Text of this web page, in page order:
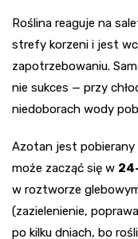
Roślina reaguje na
strefy korzeni i jest
zapotrzebowaniu.
nie sukces — przy
niedoborach wody
Azotan jest pobierany
może zacząć się w
w roztworze
(zazielenienie,
po kilku dniach, bo